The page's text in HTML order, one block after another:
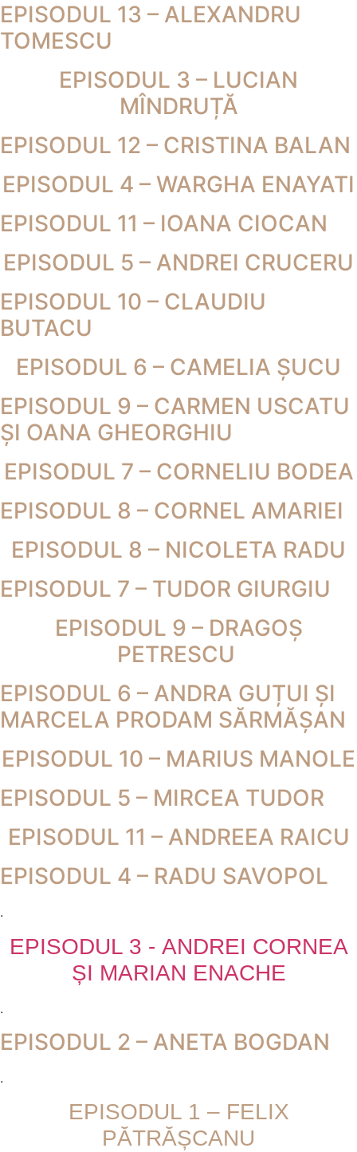
EPISODUL 13 – ALEXANDRU
TOMESCU
EPISODUL 3 – LUCIAN
MÎNDRUȚĂ
EPISODUL 12 – CRISTINA BALAN
EPISODUL 4 – WARGHA ENAYATI
EPISODUL 11 – IOANA CIOCAN
EPISODUL 5 – ANDREI CRUCERU
EPISODUL 10 – CLAUDIU
BUTACU
EPISODUL 6 – CAMELIA ȘUCU
EPISODUL 9 – CARMEN USCATU
ȘI OANA GHEORGHIU
EPISODUL 7 – CORNELIU BODEA
EPISODUL 8 – CORNEL AMARIEI
EPISODUL 8 – NICOLETA RADU
EPISODUL 7 – TUDOR GIURGIU
EPISODUL 9 – DRAGOȘ
PETRESCU
EPISODUL 6 – ANDRA GUȚUI ȘI
MARCELA PRODAM SĂRMĂȘAN
EPISODUL 10 – MARIUS MANOLE
EPISODUL 5 – MIRCEA TUDOR
EPISODUL 11 – ANDREEA RAICU
EPISODUL 4 – RADU SAVOPOL
.
EPISODUL 3 - ANDREI CORNEA
ȘI MARIAN ENACHE
.
EPISODUL 2 – ANETA BOGDAN
.
EPISODUL 1 – FELIX
PĂTRĂȘCANU